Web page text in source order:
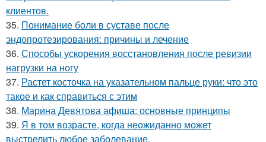
клиентов.
35. Понимание боли в суставе после
эндопротезирования: причины и лечение
36. Способы ускорения восстановления после ревизии
нагрузки на ногу
37. Растет косточка на указательном пальце руки: что это
такое и как справиться с этим
38. Марина Девятова афиша: основные принципы
39. Я в том возрасте, когда неожиданно может
выстрелить любое заболевание.